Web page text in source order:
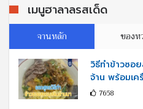
เมนูฮาลาลรสเด็ด
จานหลัก ของห
วิธีทำข้าวซอ
จ้าน พร้อมเค
7658